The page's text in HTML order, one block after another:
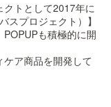
トとして2017年に
スプロジェクト）】
も積極的に開
ア商品を開発して